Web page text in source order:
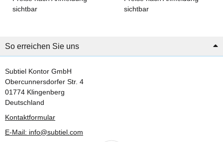
sichtbar
sichtbar
So erreichen Sie uns
Subtiel Kontor GmbH
Obercunnersdorfer Str. 4
01774 Klingenberg
Deutschland
Kontaktformular
E-Mail: info@subtiel.com